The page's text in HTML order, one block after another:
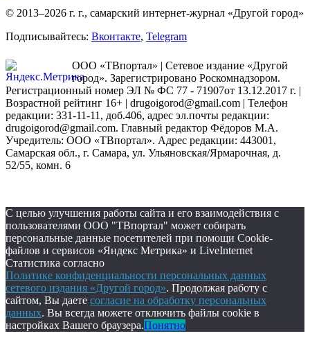
© 2013–2026 г. г., самарский интернет-журнал «Другой город»
Подписывайтесь: Вконтакте, Telegram
ООО «ТВпортал» | Сетевое издание «Другой
город». Зарегистрировано Роскомнадзором.
Регистрационный номер ЭЛ № ФС 77 - 71907от 13.12.2017 г. |
Возрастной рейтинг 16+ | drugoigorod@gmail.com | Телефон
редакции: 331-11-11, доб.406, адрес эл.почты редакции:
drugoigorod@gmail.com. Главный редактор Фёдоров М.А.
Учредитель: ООО «ТВпортал». Адрес редакции: 443001,
Самарская обл., г. Самара, ул. Ульяновская/Ярмарочная, д.
52/55, комн. 6
С целью улучшения работы сайта и его взаимодействия с
пользователями ООО "ТВпортал" может собирать
персональные данные посетителей при помощи Cookie-
файлов и сервисов «Яндекс Метрика» и LiveInternet
Статистика согласно
Политике конфиденциальности персональных данных
сетевого издания «Другой город». Продолжая работу с
сайтом, Вы даете согласие на обработку персональных
данных. Вы всегда можете отключить файлы cookie в
настройках Вашего браузера.Понятно